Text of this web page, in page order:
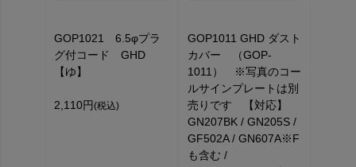
GOP1021 6.5φプラ
グ付コード GHD
【ゆ】
2,110円 (税込)
GOP1011 GHD ダスト
カバー （GOP-
1011） ※写真のコー
ルサインプレートは別
売りです 【対応】
GN207BK / GN205S /
GF502A / GN607A※F
も含む /